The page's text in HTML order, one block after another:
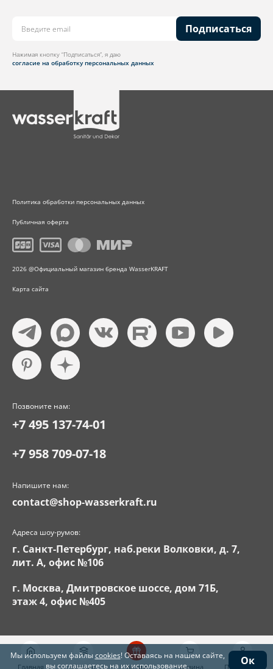
Подписаться
Нажимая кнопку “Подписаться”, я даю
согласие на обработку персональных данных
Политика обработки персональных данных
Публичная оферта
2026 @Официальный магазин бренда WasserKRAFT
Карта сайта
Позвоните нам:
+7 495 137-74-01
+7 958 709-07-18
Напишите нам:
contact@shop-wasserkraft.ru
Адреса шоу-румов:
г. Санкт-Петербург, наб.реки Волковки, д. 7,
лит. А, офис №106
г. Москва, Дмитровское шоссе, дом 71Б,
этаж 4, офис №405
Главная Каталог Акции Корзина Поддержка
Мы используем файлыcookies! Оставаясь на нашем сайте,
вы соглашаетесь на их использование.
Ок